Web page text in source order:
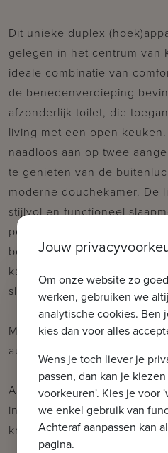
Dit unieke duplex
gelegen in het centrum van
ideale combinatie van
de benedenverdieping
afzonderlijk toilet, die
living met een open
naadloos aan op twee
te genieten van de
moderne douchekamer. De
stijlvol en functioneel
personen (lollipop bed). Op
bevindt zich een ruime
kasten, die garant staat voor
slaapcomfort.
Mogelijkheid tot aankoop
autostaanplaats/garagebox
Aarzel niet om ons te
informatie: tel. : 050 62 44
knokke@immax.be
Jouw
Om onze website zo
werken, gebruiken we
analytische cookies. Ben
kies dan voor alles
Wens je toch liever je
passen, dan kan je
voorkeuren'. Kies je voor
we enkel gebruik van
Achteraf aanpassen kan
pagina.